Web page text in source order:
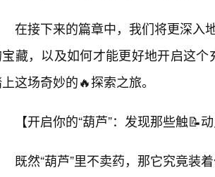
在接下来的篇章中，我们将更深入
藏，以及如何才能更好地开启这
这场奇妙的🔥探索之旅。
【开启你的“葫芦”：发现那些触📝
既然“葫芦”里不卖药，那它究竟装